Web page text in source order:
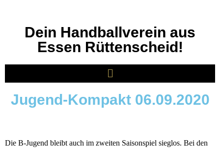
Dein Handballverein aus
Essen Rüttenscheid!
Jugend-Kompakt 06.09.2020
Die B-Jugend bleibt auch im zweiten Saisonspiel sieglos. Bei den